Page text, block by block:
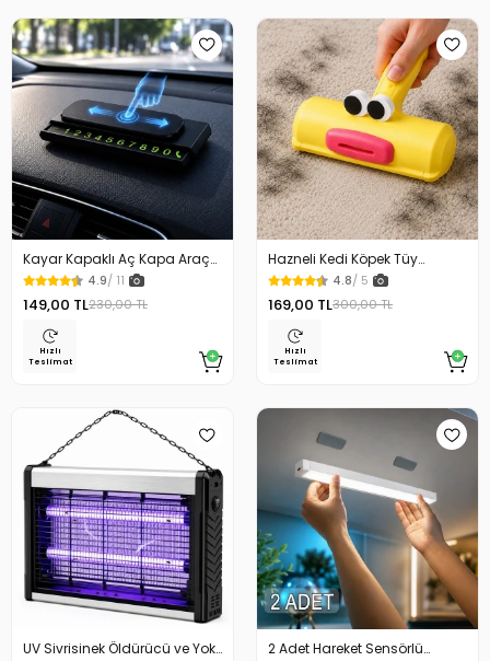
Kayar Kapaklı Aç Kapa Araç
Torpido Üstü Fosforlu
Numaratör Park Numaratörü
4.9/ 11
149,00 TL230,00 TL
Hızlı
Teslimat
Hazneli Kedi Köpek Tüy
Temizleyici Kıl Toplayıcı Ördek
Tasarımlı
4.8/ 5
169,00 TL300,00 TL
Hızlı
Teslimat
UV Sivrisinek Öldürücü ve Yok
2 Adet Hareket Sensörlü